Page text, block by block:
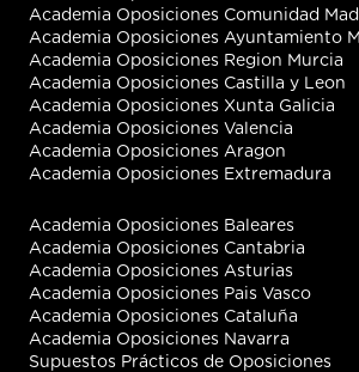
Academia Oposiciones Comunidad
Academia Oposiciones Ayuntamiento
Academia Oposiciones Region Murcia
Academia Oposiciones Castilla y Leon
Academia Oposiciones Xunta Galicia
Academia Oposiciones Valencia
Academia Oposiciones Aragon
Academia Oposiciones Extremadura
Academia Oposiciones Baleares
Academia Oposiciones Cantabria
Academia Oposiciones Asturias
Academia Oposiciones Pais Vasco
Academia Oposiciones Cataluña
Academia Oposiciones Navarra
Supuestos Prácticos de Oposiciones